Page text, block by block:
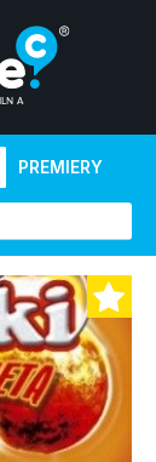
PREMIERY